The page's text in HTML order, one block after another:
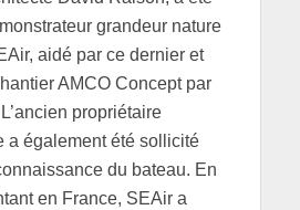
grandeur nature
aidé par ce dernier et
AMCO Concept par
propriétaire
a également été sollicité
du bateau. En
en France, SEAir a